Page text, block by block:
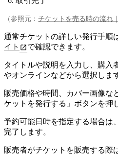
（参照元： チケットを売る時の流れ
通常チケットの詳しい発行手順
イト
で確認できます。
タイトルや説明を入力し、購入
やオンラインなどから選択しま
販売価格や時間、カバー画像な
ケットを発行する」ボタンを押
予約可能日時を指定する場合は
完了します。
販売者がチケットを販売する際